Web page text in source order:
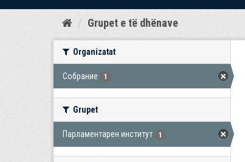
Kalo
Grupet e të dhënave
Organizatat
Собрание 1
Grupet
Парламентарен институт 1